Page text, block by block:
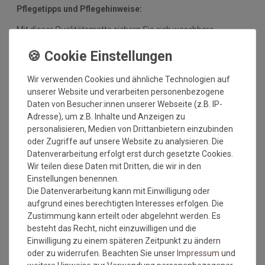
Pflegetipps und Pflegehinweise:
Mit dieser Qualitätsmatte sichern Sie sich waschbare
hochwertigen Gummirückens sind die Fußmatten absolut
ruschfest. Einem sicheren Gebrauch auch auf
Fußbodenheizungen steht somit nichts mehr im Wege.
Vor dem ersten Gebrauch waschen Sie die Fußmatte separat
bei angegebener Temperatur mit Feinwaschmittel und legen
sie flach zum Trocknen aus. Dadurch richten sich die Fasern
auf, der Mattenflor wird aktiviert und transportbedingte Falten
und Knicke werden wieder glatt. Pflegen Sie so Ihre
Fußmatte regelmäßig und Sie werden überrascht sein, wie
viele Jahre Qualität und Farbe erhalten bleiben.
Waschtipps:
Matten, die nicht mehr in die Waschmaschine passen, können
mit einem Dampfstrahler (aus Entfernung) gereinigt werden
oder bei einer Wäscherei abgegeben werden. Ganz wichtig ist
auch, dass man die Matten nicht gefaltet und auch nicht mit
Wir verwenden Cookies und ähnliche Technologien auf
unserer Website und verarbeiten personenbezogene
Daten von Besucher:innen unserer Webseite (z.B. IP-
Adresse), um z.B. Inhalte und Anzeigen zu
personalisieren, Medien von Drittanbietern einzubinden
oder Zugriffe auf unsere Website zu analysieren. Die
Datenverarbeitung erfolgt erst durch gesetzte Cookies.
Wir teilen diese Daten mit Dritten, die wir in den
Einstellungen benennen.
Die Datenverarbeitung kann mit Einwilligung oder
aufgrund eines berechtigten Interesses erfolgen. Die
Zustimmung kann erteilt oder abgelehnt werden. Es
besteht das Recht, nicht einzuwilligen und die
Einwilligung zu einem späteren Zeitpunkt zu ändern
oder zu widerrufen. Beachten Sie unser Impressum und